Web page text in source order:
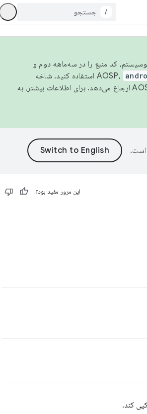
/
اکوسیستم، کد منبع را در سه‌ماهه دوم و
استفاده کنید. شاخه
است.
این مرور مفید بود؟
کند.